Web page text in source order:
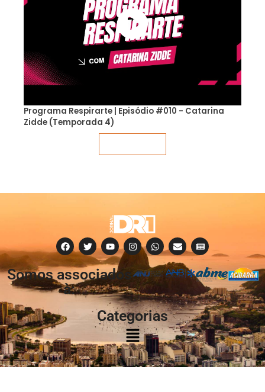
Programa Respirarte | Episódio #010 - Catarina
Zidde (Temporada 4)
Somos associados
à:
Categorias